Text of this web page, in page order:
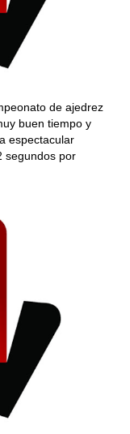
de ajedrez
buen tiempo y
espectacular
segundos por